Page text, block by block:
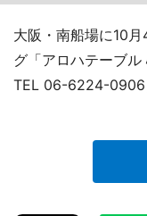
大阪・南船場に10
グ「アロハテーブル
TEL 06-6224-0906